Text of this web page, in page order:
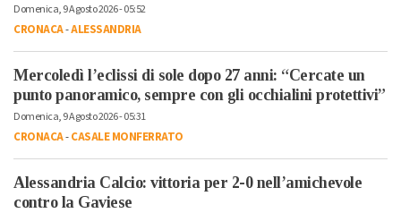
Domenica, 9 Agosto 2026 - 05:52
CRONACA-ALESSANDRIA
Mercoledì l’eclissi di sole dopo 27 anni: “Cercate un
punto panoramico, sempre con gli occhialini protettivi”
Domenica, 9 Agosto 2026 - 05:31
CRONACA-CASALE MONFERRATO
Alessandria Calcio: vittoria per 2-0 nell’amichevole
contro la Gaviese